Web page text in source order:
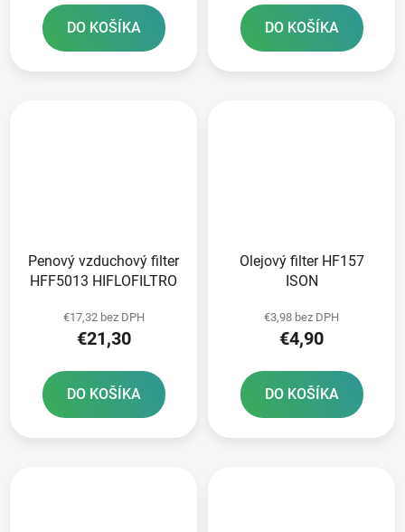
DO KOŠÍKA DO KOŠÍKA
Penový vzduchový filter
HFF5013 HIFLOFILTRO
€17,32 bez DPH
€21,30
DO KOŠÍKA
Olejový filter HF157
ISON
€3,98 bez DPH
€4,90
DO KOŠÍKA